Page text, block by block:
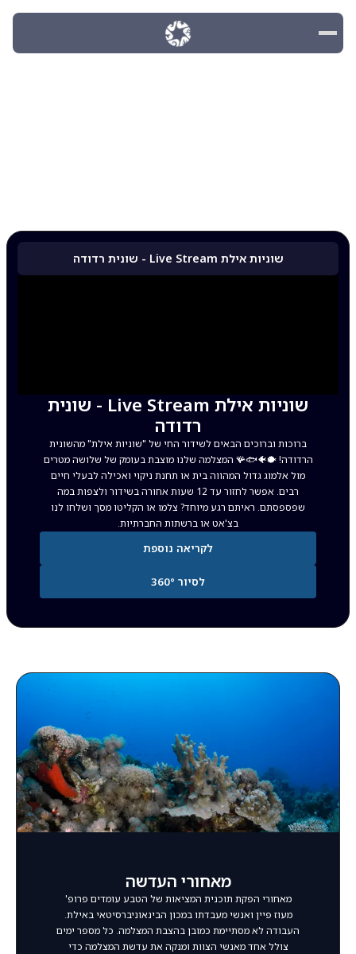
שוניות אילת Live Stream - שונית רדודה
שוניות אילת Live Stream - שונית
רדודה
ברוכות וברוכים הבאים לשידור החי של "שוניות אילת" מהשונית
הרדודה! 🐡🐠🐟🪸 המצלמה שלנו מוצבת בעומק של שלושה מטרים
מול אלמוג גדול המהווה בית או תחנת ניקוי ואכילה לבעלי חיים
רבים. אפשר לחזור עד 12 שעות אחורה בשידור ולצפות במה
שפספסתם. ראיתם רגע מיוחד? צלמו או הקליטו מסך ושלחו לנו
בצ'אט או ברשתות החברתיות.
לקריאה נוספת
לסיור 360°
מאחורי העדשה
מאחורי הפקת תוכנית המציאות של הטבע עומדים פרופ'
מעוז פיין ואנשי מעבדתו במכון הבינאוניברסיטאי באילת.
העבודה לא מסתיימת כמובן בהצבת המצלמה. כל מספר ימים
צולל אחד מאנשי הצוות ומנקה את עדשת המצלמה כדי